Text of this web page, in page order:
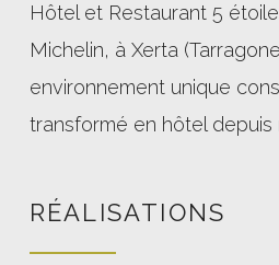
Hôtel et Restaurant 5
Michelin, à Xerta
environnement unique
transformé en hôtel depuis
RÉALISATIONS